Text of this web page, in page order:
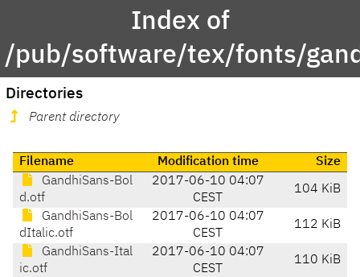
Index of
/pub/software/tex/fonts/
Directories
Parent directory
Filename Modification time
Size
GandhiSans-Bol
d.otf
2017-06-10 04:07
CEST
104 KiB
GandhiSans-Bol
dItalic.otf
2017-06-10 04:07
CEST
112 KiB
GandhiSans-Ital
ic.otf
2017-06-10 04:07
CEST
110 KiB